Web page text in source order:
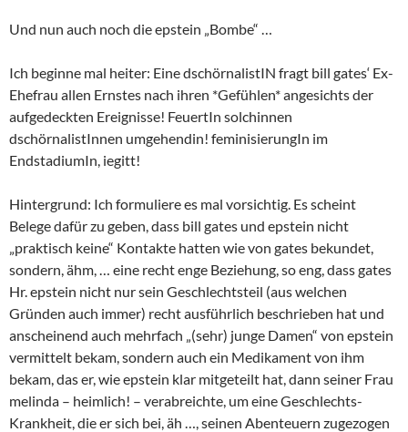
Und nun auch noch die epstein „Bombe“ …
Ich beginne mal heiter: Eine dschörnalistIN fragt bill gates‘ Ex-
Ehefrau allen Ernstes nach ihren *Gefühlen* angesichts der
aufgedeckten Ereignisse! FeuertIn solchinnen
dschörnalistInnen umgehendin! feminisierungIn im
EndstadiumIn, iegitt!
Hintergrund: Ich formuliere es mal vorsichtig. Es scheint
Belege dafür zu geben, dass bill gates und epstein nicht
„praktisch keine“ Kontakte hatten wie von gates bekundet,
sondern, ähm, … eine recht enge Beziehung, so eng, dass gates
Hr. epstein nicht nur sein Geschlechtsteil (aus welchen
Gründen auch immer) recht ausführlich beschrieben hat und
anscheinend auch mehrfach „(sehr) junge Damen“ von epstein
vermittelt bekam, sondern auch ein Medikament von ihm
bekam, das er, wie epstein klar mitgeteilt hat, dann seiner Frau
melinda – heimlich! – verabreichte, um eine Geschlechts-
Krankheit, die er sich bei, äh …, seinen Abenteuern zugezogen